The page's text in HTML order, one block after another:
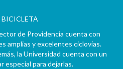
BICICLETA
de Providencia cuenta con
amplias y excelentes ciclovías.
la Universidad cuenta con un
especial para dejarlas.